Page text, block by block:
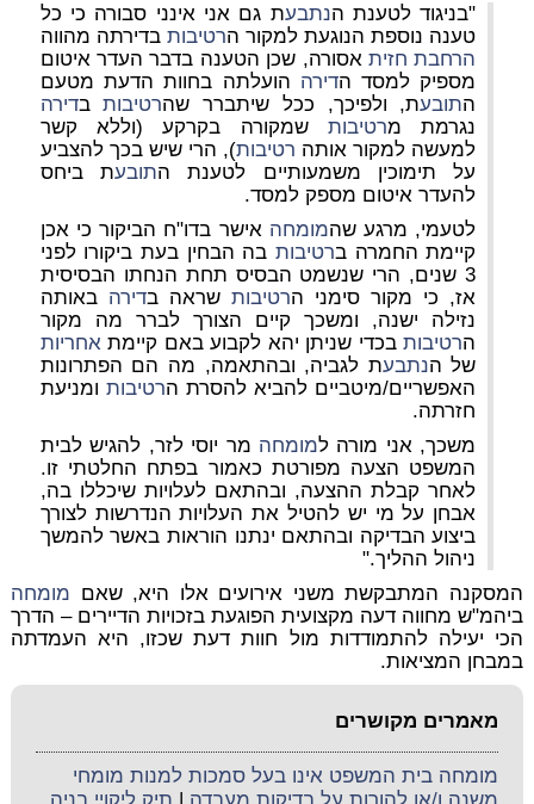
"בניגוד לטענת הנתבעת גם אני אינני סבורה כי כל
טענה נוספת הנוגעת למקור הרטיבות בדירתה מהווה
הרחבת חזית אסורה, שכן הטענה בדבר העדר איטום
מספיק למסד הדירה הועלתה בחוות הדעת מטעם
התובעת, ולפיכך, ככל שיתברר שהרטיבותבדירה
נגרמת מרטיבות שמקורה בקרקע (וללא קשר
למעשה למקור אותה רטיבות), הרי שיש בכך להצביע
על תימוכין משמעותיים לטענת התובעת ביחס
להעדר איטום מספק למסד.
לטעמי, מרגע שהמומחה אישר בדו"ח הביקור כי אכן
קיימת החמרה ברטיבות בה הבחין בעת ביקורו לפני
3 שנים, הרי שנשמט הבסיס תחת הנחתו הבסיסית
אז, כי מקור סימני הרטיבות שראה בדירה באותה
נזילה ישנה, ומשכך קיים הצורך לברר מה מקור
הרטיבותבכדי שניתן יהא לקבוע באם קיימת אחריות
של הנתבעת לגביה, ובהתאמה, מה הם הפתרונות
האפשריים/מיטביים להביא להסרת הרטיבות ומניעת
חזרתה.
משכך, אני מורה למומחה מר יוסי לזר, להגיש לבית
המשפט הצעה מפורטת כאמור בפתח החלטתי זו.
לאחר קבלת ההצעה, ובהתאם לעלויות שיכללו בה,
אבחן על מי יש להטיל את העלויות הנדרשות לצורך
ביצוע הבדיקה ובהתאם ינתנו הוראות באשר להמשך
ניהול ההליך."
המסקנה המתבקשת משני אירועים אלו היא, שאם מומחה
ביהמ"ש מחווה דעה מקצועית הפוגעת בזכויות הדיירים – הדרך
הכי יעילה להתמודדות מול חוות דעת שכזו, היא העמדתה
במבחן המציאות.
מאמרים מקושרים
מומחה בית המשפט אינו בעל סמכות למנות מומחי